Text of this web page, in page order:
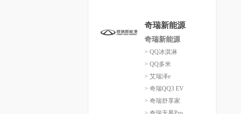
奇瑞新能源
奇瑞新能源
> QQ冰淇淋
> QQ多米
> 艾瑞泽e
> 奇瑞QQ3 EV
> 奇瑞舒享家